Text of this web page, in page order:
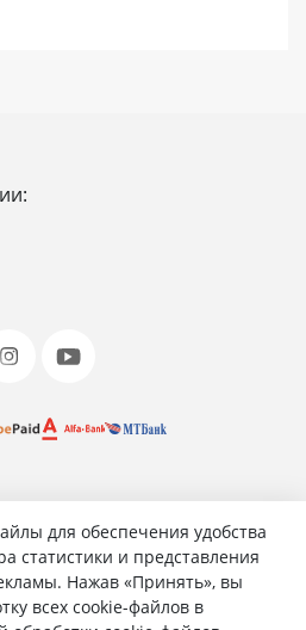
для обеспечения удобства
статистики и представления
Нажав «Принять», вы
всех cookie-файлов в
Работает на 1С-
данных
персональных данных